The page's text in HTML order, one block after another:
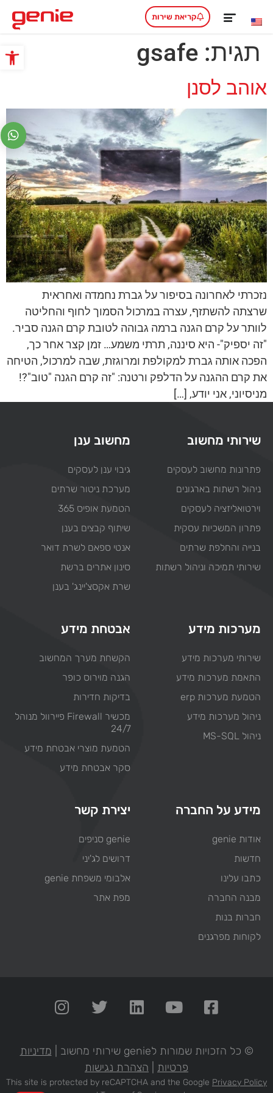
פתח
קריאת שירות
תגית: gsafe
אוהב לסנן
נזכרתי לאחרונה בסיפור על גברת נחמדה ואחראית
שרצתה להשתזף, עצרה במרכול הסמוך לחוף והחליטה
לוותר על קרם הגנה ברמה גבוהה לטובת קרם הגנה סביר.
"זה יספיק"- היא סיננה, תרתי משמע… זמן קצר אחר כך,
הפכה אותה גברת למקולפת ומרוגזת, שבה למרכול, הטיחה
את קרם ההגנה על הדלפק ורטנה: "זה קרם הגנה "טוב"?!
מניסיוני, אני יודע, […]
שירותי מחשוב
פתרונות מחשוב לעסקים
ניהול רשתות בארגונים
וירטואליזציה לעסקים
פתרון המשכיות עסקית
בנייה והחלפת שרתים
שירותי תמיכה וניהול רשתות
מחשוב ענן
גיבוי ענן לעסקים
מערכת ניטור שרתים
הטמעת אופיס 365
שיתוף קבצים בענן
אנטי ספאם לשרת דואר
סינון אתרים ברשת
שרת אקסצ'יינג' בענן
מערכות מידע
שירותי מערכות מידע
התאמת מערכות מידע
הטמעת מערכות erp
ניהול מערכות מידע
ניהול MS-SQL
אבטחת מידע
הקשחת מערך המחשוב
הגנה מוירוס כופר
בדיקות חדירות
מכשיר Firewall פיירוול מנוהל
24/7
הטמעת מוצרי אבטחת מידע
סקר אבטחת מידע
מידע על החברה
אודות genie
חדשות
כתבו עלינו
מבנה החברה
חברות בנות
לקוחות מפרגנים
יצירת קשר
genie סניפים
דרושים לג'יני
אלבומי משפחת genie
מפת אתר
© כל הזכויות שמורות לgenie שירותי מחשוב |
מדיניות
פרטיות
הצהרת נגישות
This site is protected by reCAPTCHA and the Google Privacy Policy